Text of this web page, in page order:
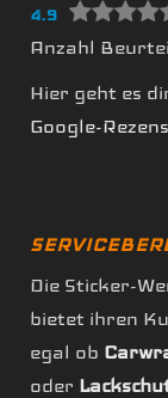
4.9
Anzahl
Hier geht es
Google-
Die Sticker-
bietet ihren
egal ob
oder